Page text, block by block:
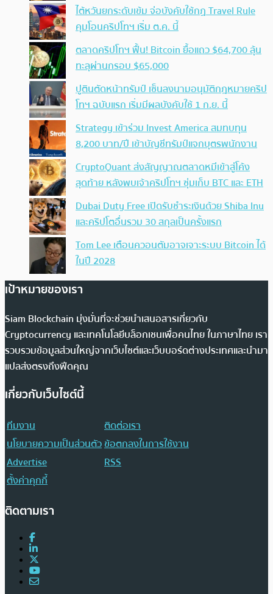
ไต้หวันยกระดับเข้ม จ่อบังคับใช้กฏ Travel Rule
คุมโอนคริปโทฯ เริ่ม ต.ค. นี้
ตลาดคริปโทฯ ฟื้น! Bitcoin ยื้อแถว $64,700 ลุ้น
ทะลุผ่านกรอบ $65,000
ปูตินตัดหน้าทรัมป์ เซ็นลงนามอนุมัติกฎหมายคริป
โทฯ ฉบับแรก เริ่มมีผลบังคับใช้ 1 ก.ย. นี้
Strategy เข้าร่วม Invest America สมทบทุน
8,200 บาท/ปี เข้าบัญชีทรัมป์แจกบุตรพนักงาน
CryptoQuant ส่งสัญญาณตลาดหมีเข้าสู่โค้ง
สุดท้าย หลังพบเจ้าคริปโทฯ ซุ่มเก็บ BTC และ ETH
Dubai Duty Free เปิดรับชำระเงินด้วย Shiba Inu
และคริปโตอื่นรวม 30 สกุลเป็นครั้งแรก
Tom Lee เตือนควอนตัมอาจเจาะระบบ Bitcoin ได้
ในปี 2028
เป้าหมายของเรา
Siam Blockchain มุ่งมั่นที่จะช่วยนำเสนอสารเกี่ยวกับ
Cryptocurrency และเทคโนโลยีบล็อกเชนเพื่อคนไทย ในภาษาไทย เรา
รวบรวมข้อมูลส่วนใหญ่จากเว็บไซต์และเว็บบอร์ดต่างประเทศและนำมา
แปลส่งตรงถึงฟีดคุณ
เกี่ยวกับเว็บไซต์นี้
ทีมงาน
ติดต่อเรา
นโยบายความเป็นส่วนตัวข้อตกลงในการใช้งาน
Advertise
RSS
ตั้งค่าคุกกี้
ติดตามเรา